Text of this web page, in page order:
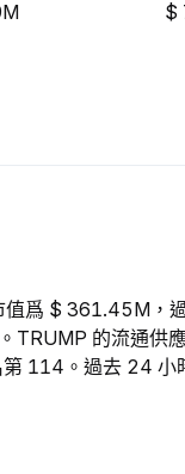
爲 $ 361.45M，
TRUMP 的流通供
114。過去 24